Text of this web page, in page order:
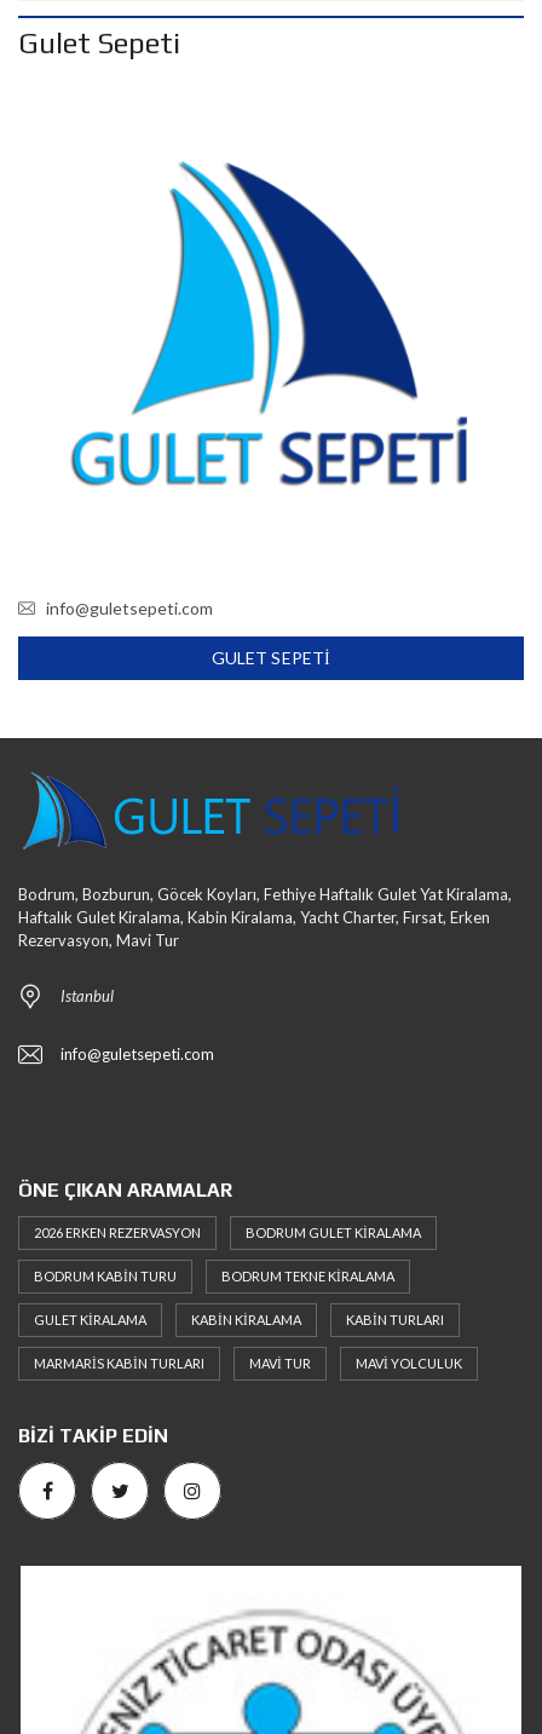
Gulet Sepeti
info@guletsepeti.com
GULET SEPETI
Bodrum, Bozburun, Göcek Koyları, Fethiye Haftalık Gulet Yat Kiralama,
Haftalık Gulet Kiralama, Kabin Kiralama, Yacht Charter, Fırsat, Erken
Rezervasyon, Mavi Tur
Istanbul
info@guletsepeti.com
ÖNE ÇIKAN ARAMALAR
2026 ERKEN REZERVASYON BODRUM GULET KIRALAMA
BODRUM KABIN TURU BODRUM TEKNE KIRALAMA
GULET KIRALAMA KABIN KIRALAMA KABIN TURLARI
MARMARIS KABIN TURLARI MAVI TUR MAVI YOLCULUK
BIZI TAKIP EDIN